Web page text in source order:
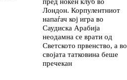
Лондон. Корпулентниот
напаѓач кој игра во
Саудиска Арабија
неодамна се врати од
Светското првенство, а во
својата татковина беше
пречекан